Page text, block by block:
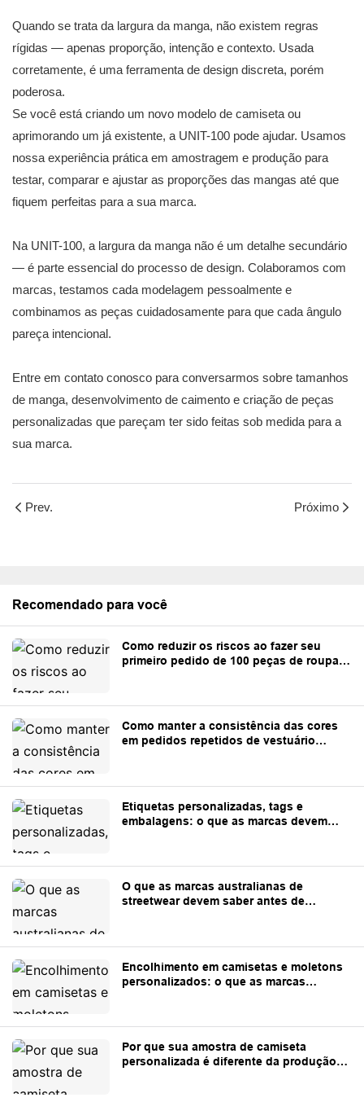
Quando se trata da largura da manga, não existem regras
rígidas — apenas proporção, intenção e contexto. Usada
corretamente, é uma ferramenta de design discreta, porém
poderosa.
Se você está criando um novo modelo de camiseta ou
aprimorando um já existente, a UNIT-100 pode ajudar. Usamos
nossa experiência prática em amostragem e produção para
testar, comparar e ajustar as proporções das mangas até que
fiquem perfeitas para a sua marca.
Na UNIT-100, a largura da manga não é um detalhe secundário
— é parte essencial do processo de design. Colaboramos com
marcas, testamos cada modelagem pessoalmente e
combinamos as peças cuidadosamente para que cada ângulo
pareça intencional.
Entre em contato conosco para conversarmos sobre tamanhos
de manga, desenvolvimento de caimento e criação de peças
personalizadas que pareçam ter sido feitas sob medida para a
sua marca.
Prev. Próximo
Recomendado para você
Como reduzir os riscos ao fazer seu
primeiro pedido de 100 peças de roupa
Como manter a consistência das cores
em pedidos repetidos de vestuário
Etiquetas personalizadas, tags e
embalagens: o que as marcas devem
O que as marcas australianas de
streetwear devem saber antes de
Encolhimento em camisetas e moletons
personalizados: o que as marcas
Por que sua amostra de camiseta
personalizada é diferente da produção